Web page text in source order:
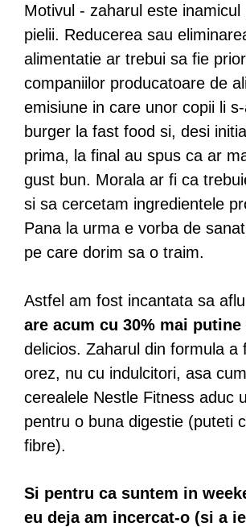
Motivul - zaharul este
pielii. Reducerea sau
alimentatie ar trebui sa fie
companiilor producatoare de
emisiune in care unor copii li
burger la fast food si, desi
prima, la final au spus ca ar
gust bun. Morala ar fi ca
si sa cercetam ingredientele
Pana la urma e vorba de
pe care dorim sa o traim.
Astfel am fost incantata sa
are acum cu 30% mai putine
delicios. Zaharul din formula
orez, nu cu indulcitori, asa
cerealele Nestle Fitness aduc
pentru o buna digestie (puteti
fibre).
Si pentru ca suntem in
eu deja am incercat-o (si a